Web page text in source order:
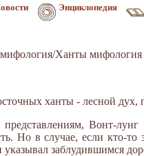
Энциклопедия
Ханты мифология
ханты - лесной дух,
Вонт-
Но в случае, если кто-
указывал заблудившимся